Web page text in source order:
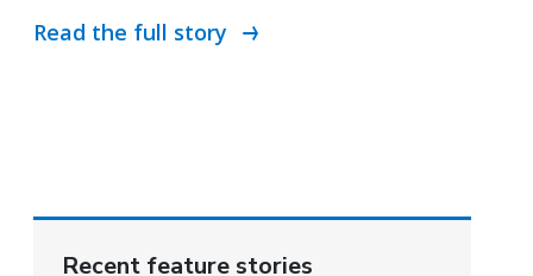
Read the full story
Recent feature stories